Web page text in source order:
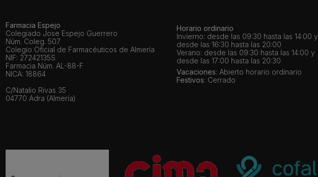
Farmacia Espejo
Colegiado Jose Espejo Guerrero
Núm. Coleg. 507
Colegio Oficial de Farmacéuticos de Almería
NIF: 27242135S
Farmacia Núm. AL-88-F
NICA: 18864
C/Natalio Rivas 35
04770 Adra (Almería)
Horario ordinario
Invierno: desde las 09:30 hasta las 14:00 y
desde las 16:30 hasta las 20:00
Verano: desde las 09:30 hasta las 14:00 y
desde las 17:00 hasta las 20:30
Vacaciones: Abierto horario ordinario
Festivos: Cerrado